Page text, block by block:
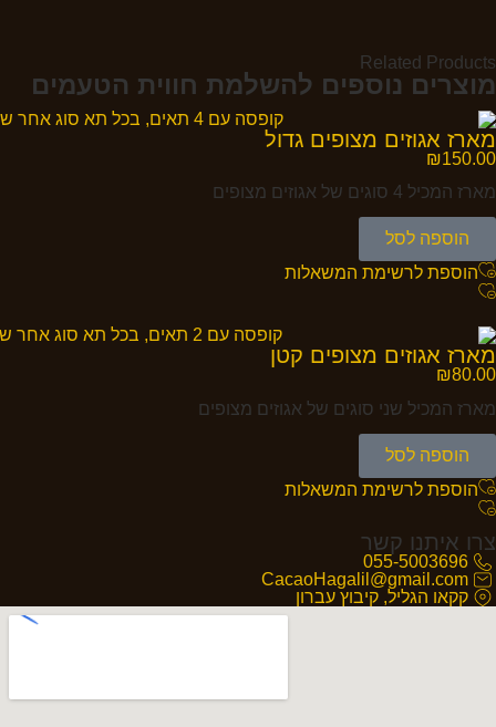
Related Products
מוצרים נוספים להשלמת חווית הטעמים
מארז אגוזים מצופים גדול
₪150.00
מארז המכיל 4 סוגים של אגוזים מצופים
הוספה לסל
הוספת לרשימת המשאלות
מארז אגוזים מצופים קטן
₪80.00
מארז המכיל שני סוגים של אגוזים מצופים
הוספה לסל
הוספת לרשימת המשאלות
צרו איתנו קשר
055-5003696
CacaoHagalil@gmail.com
קקאו הגליל, קיבוץ עברון